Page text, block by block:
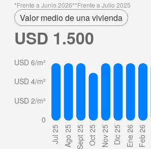
Frente a Junio 2026 Frente a Julio 2025
Valor medio de una vivienda
USD 1.500